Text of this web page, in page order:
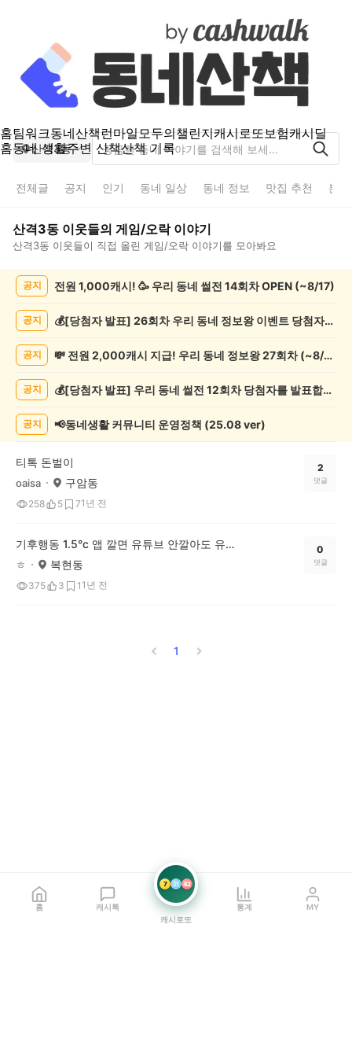
홈팀워크동네산책런마일모두의챌린지캐시로또보험캐시딜
홈동네 생활주변 산책산책 기록
산격3동
전체글 공지 인기 동네 일상 동네 정보 맛집 추천 분
산격3동 이웃들의 게임/오락이야기
산격3동 이웃들이 직접 올린 게임/오락 이야기를 모아봐요
임/
목
공지 전원 1,000캐시! 🥳 우리 동네 썰전 14회차 OPEN (~8/17)
공지 💰[당첨자 발표] 26회차 우리 동네 정보왕 이벤트 당첨자를 발표합니다!
공지 💸 전원 2,000캐시 지급! 우리 동네 정보왕 27회차 (~8/10)
공지 💰[당첨자 발표] 우리 동네 썰전 12회차 당첨자를 발표합니다!
공지 📢동네생활 커뮤니티 운영정책 (25.08 ver)
티톡 돈벌이
oaisa 구암동
258 5 71년 전
2
댓글
기후행동 1.5°c 앱 깔면 유튜브 안깔아도 유튜브 볼 수 있어요!
ㅎ 복현동
375 3 1 1년 전
0
댓글
1
홈 캐시톡
7 21 42
캐시로또
통계 MY